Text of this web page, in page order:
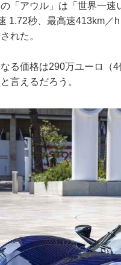
「アウル」は「世界一速
1.72秒、最高速413km／
れた。
る価格は290万ユーロ（
言えるだろう。